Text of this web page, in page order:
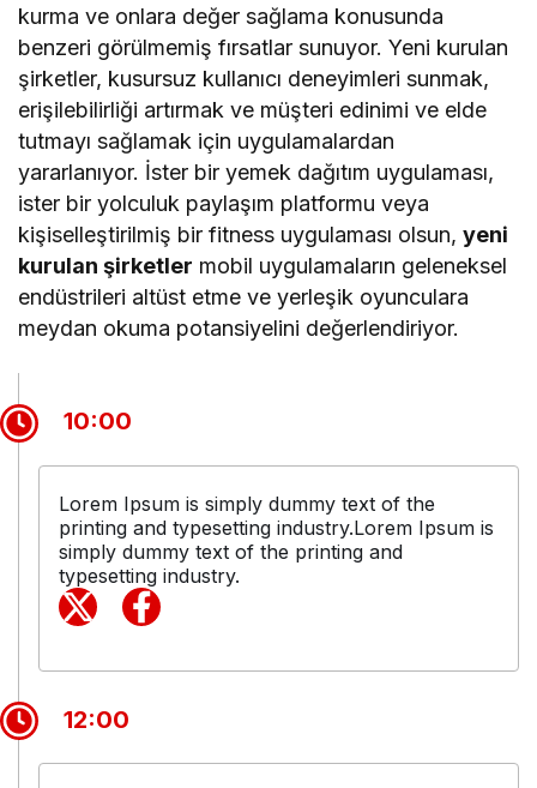
kurma ve onlara değer sağlama konusunda
benzeri görülmemiş fırsatlar sunuyor. Yeni kurulan
şirketler, kusursuz kullanıcı deneyimleri sunmak,
erişilebilirliği artırmak ve müşteri edinimi ve elde
tutmayı sağlamak için uygulamalardan
yararlanıyor. İster bir yemek dağıtım uygulaması,
ister bir yolculuk paylaşım platformu veya
kişiselleştirilmiş bir fitness uygulaması olsun,yeni
kurulan şirketler mobil uygulamaların geleneksel
endüstrileri altüst etme ve yerleşik oyunculara
meydan okuma potansiyelini değerlendiriyor.
10:00
Lorem Ipsum is simply dummy text of the
printing and typesetting industry.Lorem Ipsum is
simply dummy text of the printing and
typesetting industry.
12:00